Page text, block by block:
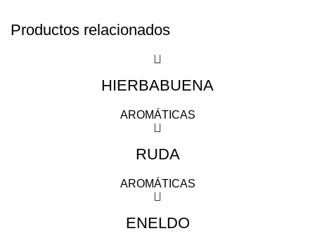
Productos relacionados
HIERBABUENA
AROMÁTICAS
RUDA
AROMÁTICAS
ENELDO